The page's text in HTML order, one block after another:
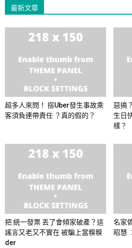
最新文章
超多人來問！ 搭Uber發生事故乘
客須負連帶責任 ？真的假的？
惡搞
生日
樣？
把 統一發票 丟了會傾家破產？這
謠言又老又不實在 被騙上當糗糗
der
名家
昭慧